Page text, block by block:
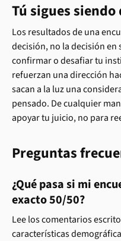
Tú sigues
Los resultados de una
decisión, no la decisión en
confirmar o desafiar tu
refuerzan una dirección
sacan a la luz una
pensado. De cualquier
apoyar tu juicio, no para
Preguntas
¿Qué pasa si mi
exacto 50/50?
Lee los comentarios
características